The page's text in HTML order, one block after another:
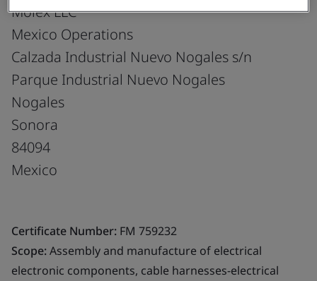
Molex LLC
Mexico Operations
Calzada Industrial Nuevo Nogales s/n
Parque Industrial Nuevo Nogales
Nogales
Sonora
84094
Mexico
Certificate Number: FM 759232
Scope:Assembly and manufacture of electrical
electronic components, cable harnesses-electrical